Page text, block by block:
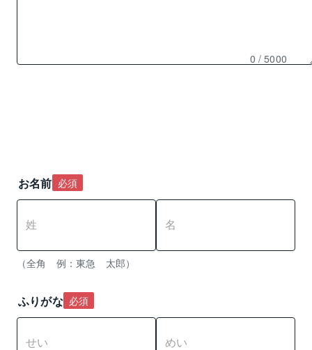
可
能
0 / 5000
お名前 必須
（全角　例：東急　太郎）
ふりがな 必須